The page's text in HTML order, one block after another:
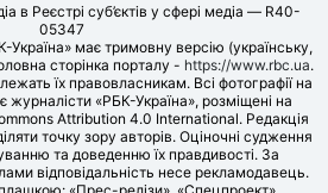
в Реєстрі суб’єктів у сфері медіа — R40-
05347
Україна» має тримовну версію (українську,
сторінка порталу - https://www.rbc.ua.
їх правовласникам. Всі фотографії на
журналісти «РБК-Україна», розміщені на
Attribution 4.0 International. Редакція
точку зору авторів. Оціночні судження
та доведенню їх правдивості. За
відповідальність несе рекламодавець.